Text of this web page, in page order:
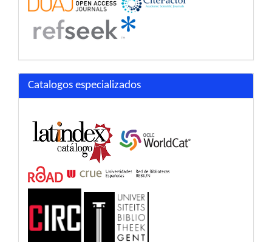
Catalogos especializados